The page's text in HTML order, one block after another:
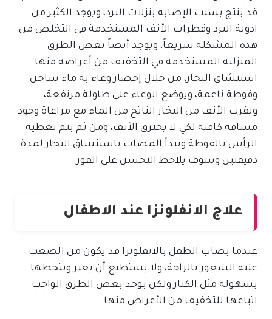
قد ينتج بسبب الإصابة بنزلات البرد، ويوجد الكثير من
ادوية البرد وقطرات الأنف المستخدمة في التخلص من
هذه المشكلة سريعاً، ويوجد أيضاً بعض الطرق
المنزلية المستخدمة في التخفيف من أعراضه منها
استنشاق البخار، من خلال إحضار وعاء به ماء ساخن
وفوطة ناعمة، ويوضع الوعاء على طاولة مرتفعة،
ويقرب الأنف من البخار الناتج من الماء مع مراعاة وجود
مسافة كافية لكي لا يحترق الأنف، ومن ثم يتم تغطية
الرأس بالفوطة ويبدأ المصاب باستنشاق البخار لمدة
دقيقتين وسوف يلاحظ التحسن على الفور.
علاج الانفلونزا عند الاطفال
عندما يصاب الطفل بالانفلونزا قد يكون من الصعب
عليه الشعور بالراحة، ولا يستطيع أن يعبر ويتخطها
بسهولة مثل الكبار ولكن يوجد بعض الطرق الواجب
اتباعها للتخفيف من الأعراض منها: